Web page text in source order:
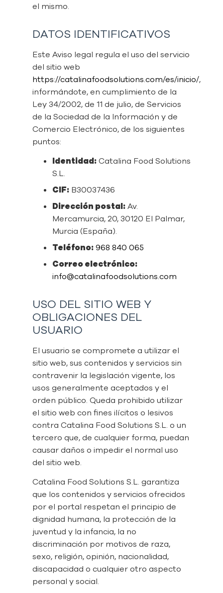
el mismo.
DATOS IDENTIFICATIVOS
Este Aviso legal regula el uso del servicio
del sitio web
https://catalinafoodsolutions.com/es/inicio/,
informándote, en cumplimiento de la
Ley 34/2002, de 11 de julio, de Servicios
de la Sociedad de la Información y de
Comercio Electrónico, de los siguientes
puntos:
Identidad:Catalina Food Solutions
S.L.
CIF:B30037436
Dirección postal:Av.
Mercamurcia, 20, 30120 El Palmar,
Murcia (España).
Teléfono:968 840 065
Correo electrónico:
info@catalinafoodsolutions.com
USO DEL SITIO WEB Y
OBLIGACIONES DEL
USUARIO
El usuario se compromete a utilizar el
sitio web, sus contenidos y servicios sin
contravenir la legislación vigente, los
usos generalmente aceptados y el
orden público. Queda prohibido utilizar
el sitio web con fines ilícitos o lesivos
contra Catalina Food Solutions S.L. o un
tercero que, de cualquier forma, puedan
causar daños o impedir el normal uso
del sitio web.
Catalina Food Solutions S.L. garantiza
que los contenidos y servicios ofrecidos
por el portal respetan el principio de
dignidad humana, la protección de la
juventud y la infancia, la no
discriminación por motivos de raza,
sexo, religión, opinión, nacionalidad,
discapacidad o cualquier otro aspecto
personal y social.